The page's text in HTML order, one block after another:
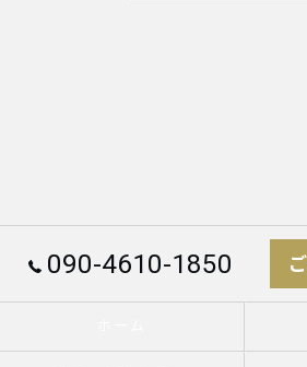
090-4610-1850